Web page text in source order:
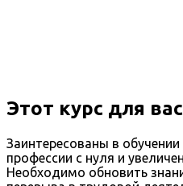
Этот курс для
Заинтересованы в
профессии с нуля и
Необходимо обновить